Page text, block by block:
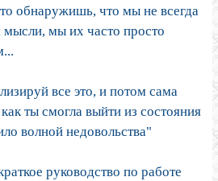
обнаружишь, что мы не всегда
мы их часто просто
все это, и потом сама
ты смогла выйти из состояния
волной недовольства"
руководство по работе